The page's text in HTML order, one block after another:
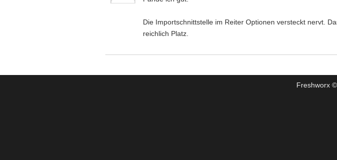
Die Importschnittstelle im Reiter Optionen versteckt nervt.
reichlich Platz.
Freshworx